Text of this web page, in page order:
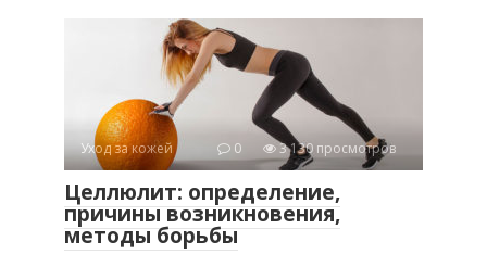
Уход за кожей 0 3 130 просмотров
Целлюлит: определение,
причины возникновения,
методы борьбы